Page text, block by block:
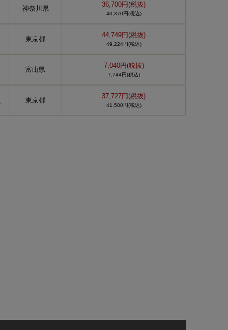
神奈川県
36,700円(税抜)
40,370円(税込)
東京都
44,749円(税抜)
49,224円(税込)
富山県
7,040円(税抜)
7,744円(税込)
東京都
37,727円(税抜)
41,500円(税込)